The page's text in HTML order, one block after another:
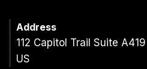
Address
112 Capitol Trail Suite
US